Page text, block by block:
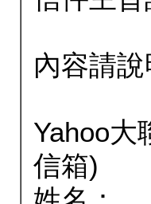
內容請說
Yahoo大
信箱)